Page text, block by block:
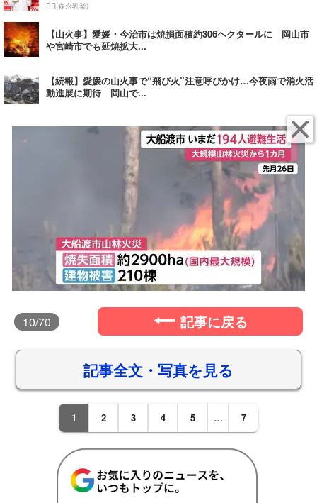
PR(森永乳業)
【山火事】愛媛・今治市は焼損面積約306ヘクタールに 岡山市
や宮崎市でも延焼拡大...
【続報】愛媛の山火事で“飛び火”注意呼びかけ…今夜雨で消火活
動進展に期待 岡山で...
10/70 記事に戻る
記事全文・写真を見る
1 2 3 4 5 … 7